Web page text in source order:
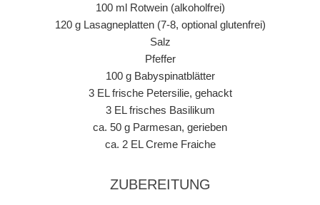
100 ml Rotwein (alkoholfrei)
120 g Lasagneplatten (7-8, optional glutenfrei)
Salz
Pfeffer
100 g Babyspinatblätter
3 EL frische Petersilie, gehackt
3 EL frisches Basilikum
ca. 50 g Parmesan, gerieben
ca. 2 EL Creme Fraiche
ZUBEREITUNG